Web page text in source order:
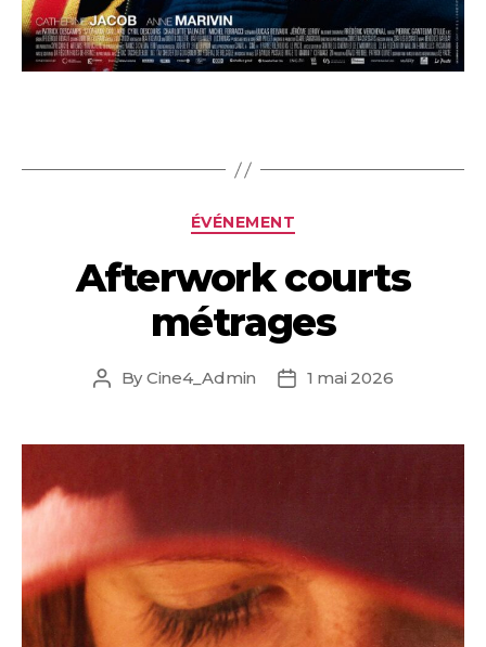
Categories
ÉVÉNEMENT
Afterwork courts
métrages
Post
ByCine4_Admin
Post1 mai 2026